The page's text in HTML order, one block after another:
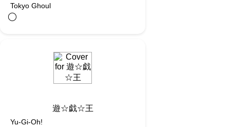
Tokyo Ghoul
◯︎
遊☆戯☆王
Yu-Gi-Oh!